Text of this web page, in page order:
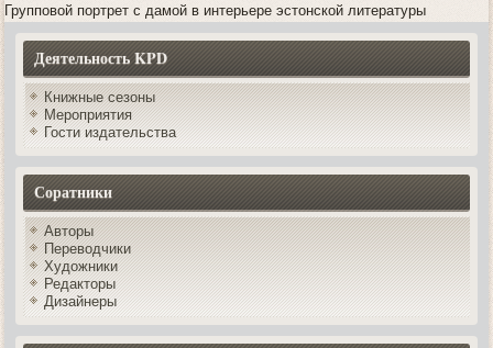
Групповой портрет с дамой в интерьере эстонской литературы
Деятельность KPD
Книжные сезоны
Мероприятия
Гости издательства
Соратники
Авторы
Переводчики
Художники
Редакторы
Дизайнеры